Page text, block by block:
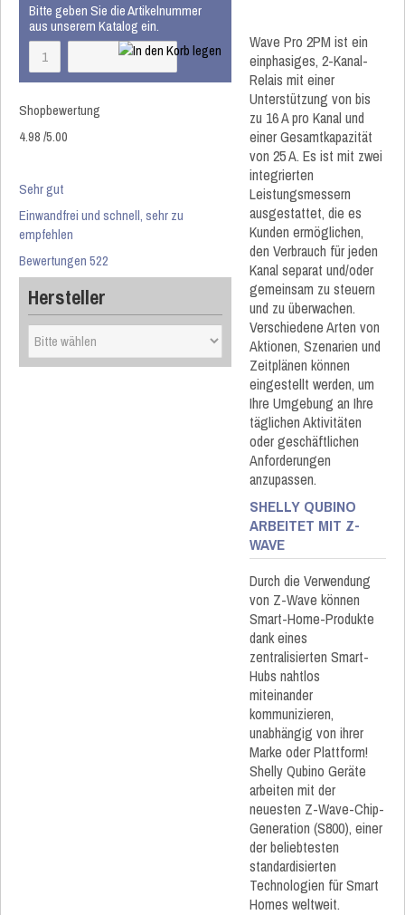
Bitte geben Sie die Artikelnummer
aus unserem Katalog ein.
Shopbewertung
4.98/5.00
Sehr gut
Einwandfrei und schnell, sehr zu
empfehlen
Bewertungen 522
Hersteller
Wave Pro 2PM ist ein
einphasiges, 2-Kanal-
Relais mit einer
Unterstützung von bis
zu 16 A pro Kanal und
einer Gesamtkapazität
von 25 A. Es ist mit zwei
integrierten
Leistungsmessern
ausgestattet, die es
Kunden ermöglichen,
den Verbrauch für jeden
Kanal separat und/oder
gemeinsam zu steuern
und zu überwachen.
Verschiedene Arten von
Aktionen, Szenarien und
Zeitplänen können
eingestellt werden, um
Ihre Umgebung an Ihre
täglichen Aktivitäten
oder geschäftlichen
Anforderungen
anzupassen.
SHELLY QUBINO
ARBEITET MIT Z-
WAVE
Durch die Verwendung
von Z-Wave können
Smart-Home-Produkte
dank eines
zentralisierten Smart-
Hubs nahtlos
miteinander
kommunizieren,
unabhängig von ihrer
Marke oder Plattform!
Shelly Qubino Geräte
arbeiten mit der
neuesten Z-Wave-Chip-
Generation (S800), einer
der beliebtesten
standardisierten
Technologien für Smart
Homes weltweit.